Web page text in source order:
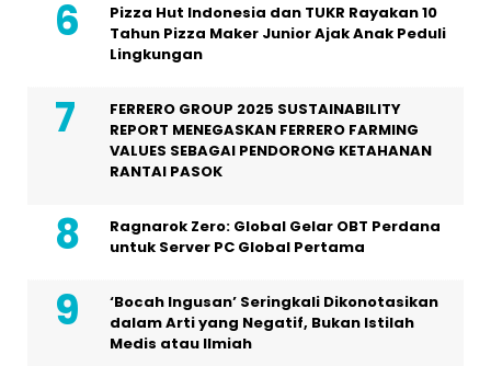
Pizza Hut Indonesia dan TUKR Rayakan 10
Tahun Pizza Maker Junior Ajak Anak Peduli
Lingkungan
FERRERO GROUP 2025 SUSTAINABILITY
REPORT MENEGASKAN FERRERO FARMING
VALUES SEBAGAI PENDORONG KETAHANAN
RANTAI PASOK
Ragnarok Zero: Global Gelar OBT Perdana
untuk Server PC Global Pertama
‘Bocah Ingusan’ Seringkali Dikonotasikan
dalam Arti yang Negatif, Bukan Istilah
Medis atau Ilmiah